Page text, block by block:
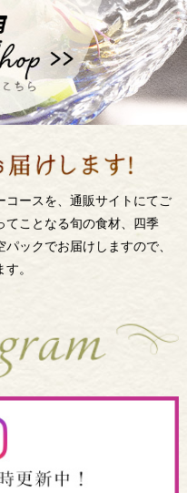
コースを、通販サイトにてご
てことなる旬の食材、四季
ックでお届けしますので、
。